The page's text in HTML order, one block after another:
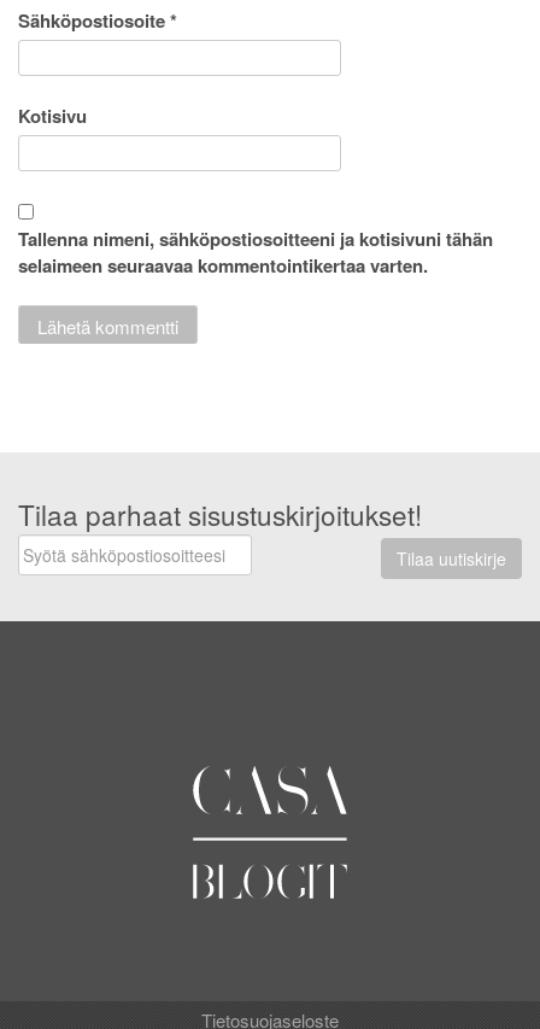
Sähköpostiosoite*
Kotisivu
Tallenna nimeni, sähköpostiosoitteeni ja kotisivuni tähän
selaimeen seuraavaa kommentointikertaa varten.
Tilaa parhaat sisustuskirjoitukset!
Tilaa uutiskirje
Tietosuojaseloste